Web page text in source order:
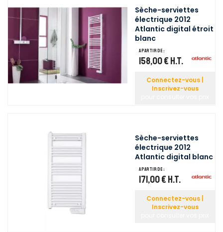
Sèche-serviettes
électrique 2012
Atlantic digital étroit
blanc
A partir de :
158,00 € H.T.
Connectez-vous |
Inscrivez-vous
Sèche-serviettes
électrique 2012
Atlantic digital blanc
A partir de :
171,00 € H.T.
Connectez-vous |
Inscrivez-vous